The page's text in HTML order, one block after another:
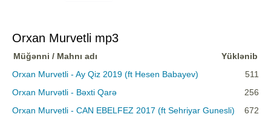
Orxan Murvetli mp3
Müğənni / Mahnı adı
Yüklənib
Orxan Murvetli - Ay Qiz 2019 (ft Hesen Babayev)
511
Orxan Murvətli - Bəxti Qarə
256
Orxan Murvetli - CAN EBELFEZ 2017 (ft Sehriyar Gunesli)
672